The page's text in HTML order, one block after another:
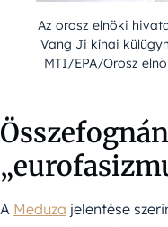
Az orosz elnöki
Vang Ji kínai
MTI/EPA/Orosz
A Meduza jelentése